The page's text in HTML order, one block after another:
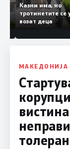
и
Казни има,
тротинетите
возат деца
МАКЕДОНИЈА